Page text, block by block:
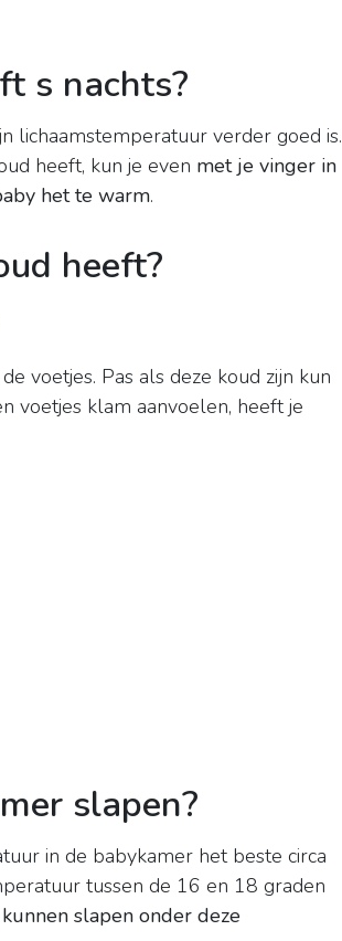
s nachts?
lichaamstemperatuur verder goed is.
heeft, kun je even met je vinger in
het te warm.
heeft?
voetjes. Pas als deze koud zijn kun
voetjes klam aanvoelen, heeft je
slapen?
in de babykamer het beste circa
tussen de 16 en 18 graden
slapen onder deze